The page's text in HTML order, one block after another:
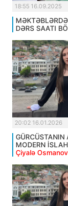
18:55 16.09.2025
MƏKTƏBLƏRDƏ
DƏRS SAATI
20:02 16.01.2026
MODERN
Çiyalə